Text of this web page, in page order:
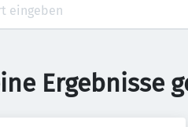
Ergebnisse